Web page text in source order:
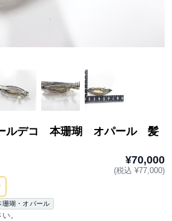
ルデコ 本珊瑚 オパール 髪
¥70,000
(税込 ¥77,000)
珊瑚・オパール
。